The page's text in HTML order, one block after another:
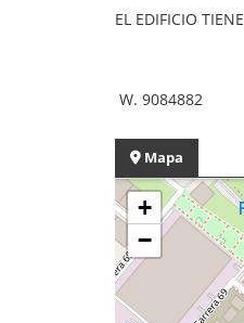
EL EDIFICIO
W. 9084882
Mapa
+
−